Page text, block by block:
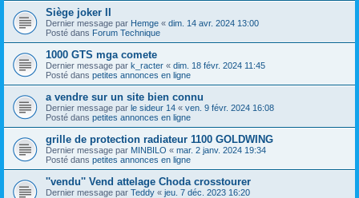
Siège joker II
Dernier message par Hemge « dim. 14 avr. 2024 13:00
Posté dans Forum Technique
1000 GTS mga comete
Dernier message par k_racter « dim. 18 févr. 2024 11:45
Posté dans petites annonces en ligne
a vendre sur un site bien connu
Dernier message par le sideur 14 « ven. 9 févr. 2024 16:08
Posté dans petites annonces en ligne
grille de protection radiateur 1100 GOLDWING
Dernier message par MINBILO « mar. 2 janv. 2024 19:34
Posté dans petites annonces en ligne
''vendu'' Vend attelage Choda crosstourer
Dernier message par Teddy « jeu. 7 déc. 2023 16:20